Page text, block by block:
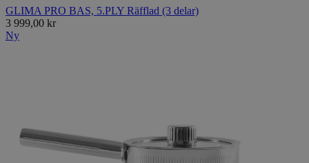
GLIMA PRO BAS, 5.PLY Räfflad (3 delar)
3 999,00 kr
Ny